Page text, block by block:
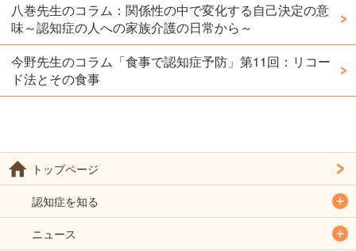
八巻先生のコラム：関係性の中で変化する自己決定の意
味～認知症の人への家族介護の日常から～
今野先生のコラム「食事で認知症予防」第11回：リコー
ド法とその食事
トップページ
認知症を知る
ニュース